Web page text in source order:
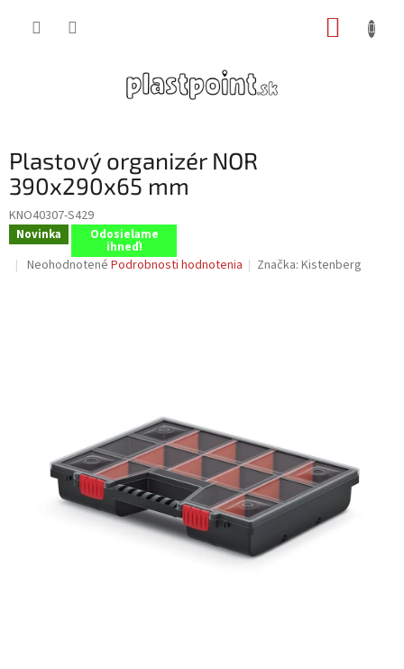
Plastový organizér NOR
390x290x65 mm
KNO40307-S429
Novinka Odosielame
ihneď!
Priemerné
Neohodnotené Podrobnosti hodnotenia Značka:Kistenberg